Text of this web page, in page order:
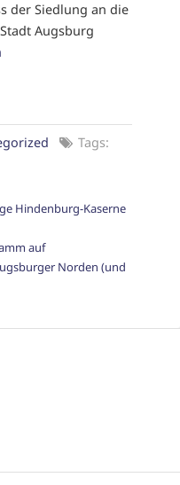
der Siedlung an die
Augsburg
Tags:
Hindenburg-Kaserne
auf
Norden (und